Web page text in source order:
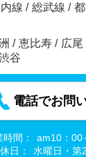
線 / 総武線 /
/ 恵比寿 / 広尾
谷
電話でお問
間：
am10：00
日：
水曜日・第